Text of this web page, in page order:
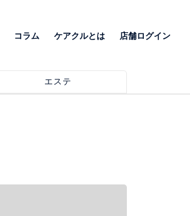
コラム ケアクルとは 店舗ログイン
エステ